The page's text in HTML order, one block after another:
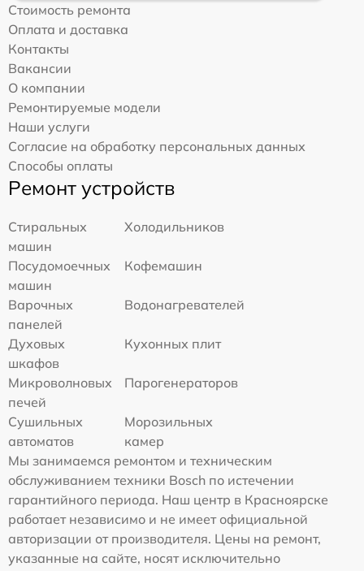
Стоимость ремонта
Оплата и доставка
Контакты
Вакансии
О компании
Ремонтируемые модели
Наши услуги
Согласие на обработку персональных данных
Способы оплаты
Ремонт устройств
Стиральных
машин
Холодильников
Посудомоечных
машин
Кофемашин
Варочных
панелей
Водонагревателей
Духовых
шкафов
Кухонных плит
Микроволновых
печей
Парогенераторов
Сушильных
автоматов
Морозильных
камер
Мы занимаемся ремонтом и техническим
обслуживанием техники Bosch по истечении
гарантийного периода. Наш центр в Красноярске
работает независимо и не имеет официальной
авторизации от производителя. Цены на ремонт,
указанные на сайте, носят исключительно